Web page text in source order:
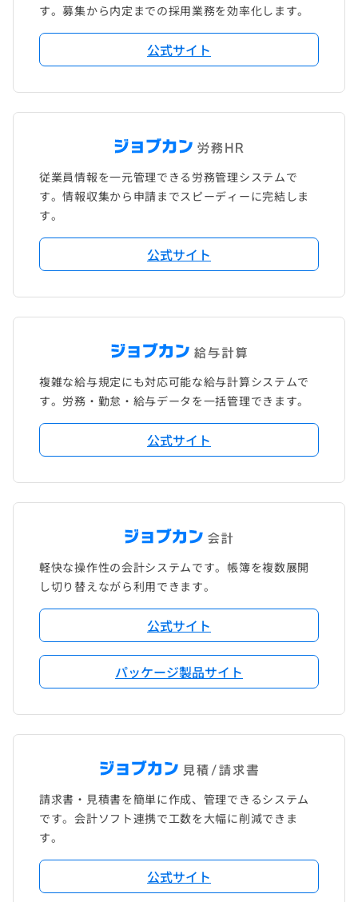
す。募集から内定までの採用業務を効率化します。
公式サイト
従業員情報を一元管理できる労務管理システムで
す。情報収集から申請までスピーディーに完結しま
す。
公式サイト
複雑な給与規定にも対応可能な給与計算システムで
す。労務・勤怠・給与データを一括管理できます。
公式サイト
軽快な操作性の会計システムです。帳簿を複数展開
し切り替えながら利用できます。
公式サイト
パッケージ製品サイト
請求書・見積書を簡単に作成、管理できるシステム
です。会計ソフト連携で工数を大幅に削減できま
す。
公式サイト